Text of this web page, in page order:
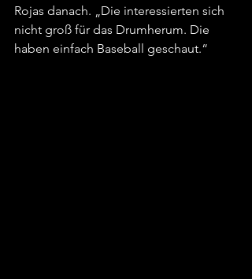
Rojas danach. „Die interessierten sich
nicht groß für das Drumherum. Die
haben einfach Baseball geschaut.“